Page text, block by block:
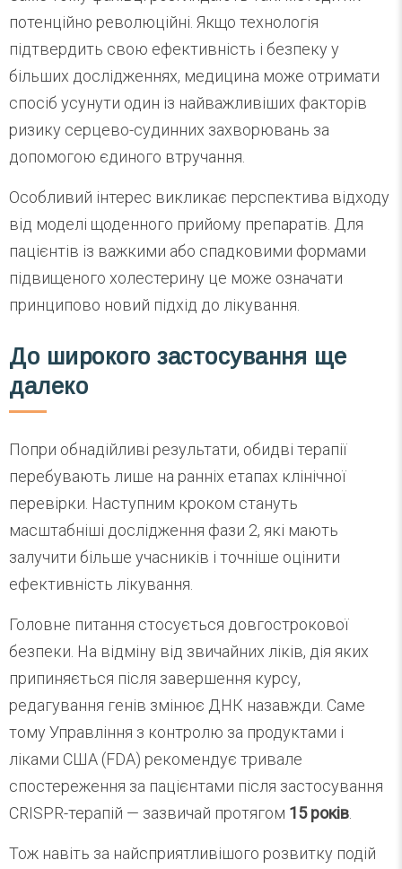
потенційно революційні. Якщо технологія
підтвердить свою ефективність і безпеку у
більших дослідженнях, медицина може отримати
спосіб усунути один із найважливіших факторів
ризику серцево-судинних захворювань за
допомогою єдиного втручання.
Особливий інтерес викликає перспектива відходу
від моделі щоденного прийому препаратів. Для
пацієнтів із важкими або спадковими формами
підвищеного холестерину це може означати
принципово новий підхід до лікування.
До широкого застосування ще
далеко
Попри обнадійливі результати, обидві терапії
перебувають лише на ранніх етапах клінічної
перевірки. Наступним кроком стануть
масштабніші дослідження фази 2, які мають
залучити більше учасників і точніше оцінити
ефективність лікування.
Головне питання стосується довгострокової
безпеки. На відміну від звичайних ліків, дія яких
припиняється після завершення курсу,
редагування генів змінює ДНК назавжди. Саме
тому Управління з контролю за продуктами і
ліками США (FDA) рекомендує тривале
спостереження за пацієнтами після застосування
CRISPR-терапій — зазвичай протягом 15 років
Тож навіть за найсприятливішого розвитку подій